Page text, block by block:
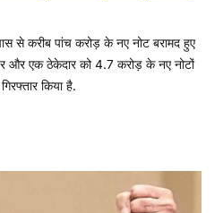
से करीब पांच करोड़ के नए नोट बरामद हुए
और एक ठेकेदार को 4.7 करोड़ के नए नोटों
किया है.